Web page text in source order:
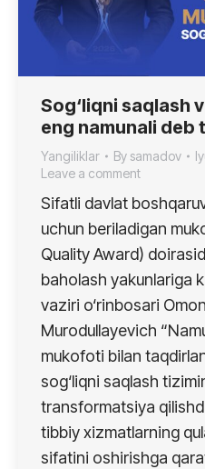
Sog‘liqni saqlash
eng namunali deb
Yangiliklar By samadov
Leave a comment
Sifatli davlat
uchun beriladigan
Quality Award)
baholash yakunlariga
vaziri o‘rinbosari
Murodullayevich
mukofoti bilan
sog‘liqni saqlash
transformatsiya
tibbiy xizmatlarning
sifatini oshirishga